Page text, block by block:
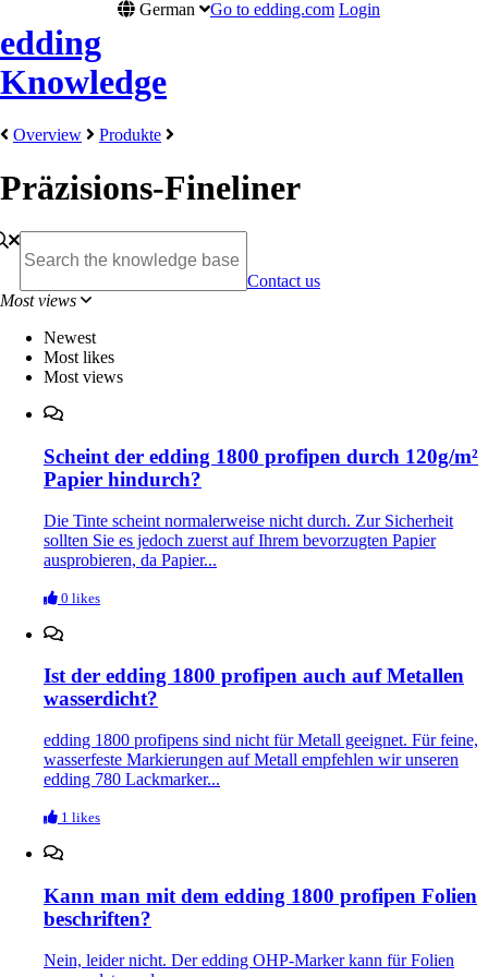
edding
Knowledge
German Go to edding.com Login
Overview Produkte
Präzisions-Fineliner
Contact us
Most views
Newest
Most likes
Most views
Scheint der edding 1800 profipen durch 120g/m²
Papier hindurch?
Die Tinte scheint normalerweise nicht durch. Zur Sicherheit
sollten Sie es jedoch zuerst auf Ihrem bevorzugten Papier
ausprobieren, da Papier...
0 likes
Ist der edding 1800 profipen auch auf Metallen
wasserdicht?
edding 1800 profipens sind nicht für Metall geeignet. Für feine,
wasserfeste Markierungen auf Metall empfehlen wir unseren
edding 780 Lackmarker...
1 likes
Kann man mit dem edding 1800 profipen Folien
beschriften?
Nein, leider nicht. Der edding OHP-Marker kann für Folien